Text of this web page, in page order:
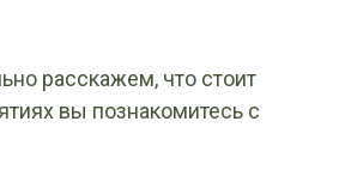
расскажем, что стоит
вы познакомитесь с